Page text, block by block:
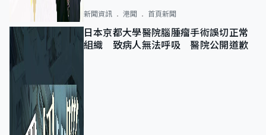
新聞資訊 港聞 首頁新聞
日本京都大學醫院腦腫瘤手術誤切正常
組織 致病人無法呼吸 醫院公開道歉